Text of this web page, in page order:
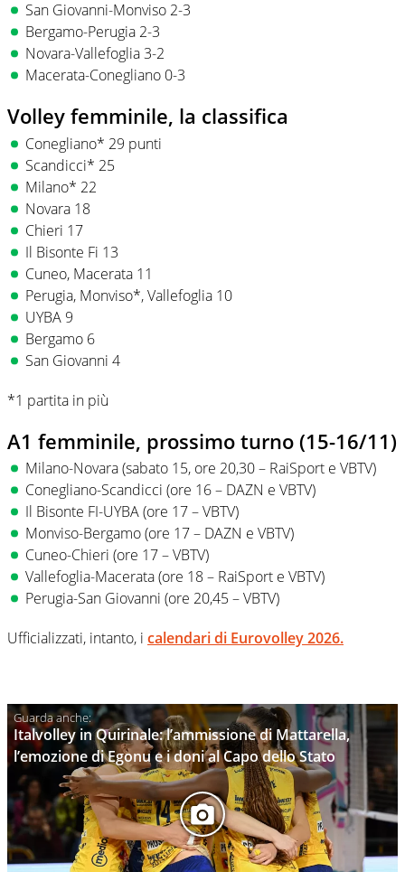
San Giovanni-Monviso 2-3
Bergamo-Perugia 2-3
Novara-Vallefoglia 3-2
Macerata-Conegliano 0-3
Volley femminile, la classifica
Conegliano* 29 punti
Scandicci* 25
Milano* 22
Novara 18
Chieri 17
Il Bisonte Fi 13
Cuneo, Macerata 11
Perugia, Monviso*, Vallefoglia 10
UYBA 9
Bergamo 6
San Giovanni 4
*1 partita in più
A1 femminile, prossimo turno (15-16/11)
Milano-Novara (sabato 15, ore 20,30 – RaiSport e VBTV)
Conegliano-Scandicci (ore 16 – DAZN e VBTV)
Il Bisonte FI-UYBA (ore 17 – VBTV)
Monviso-Bergamo (ore 17 – DAZN e VBTV)
Cuneo-Chieri (ore 17 – VBTV)
Vallefoglia-Macerata (ore 18 – RaiSport e VBTV)
Perugia-San Giovanni (ore 20,45 – VBTV)
Ufficializzati, intanto, i calendari di Eurovolley 2026.
Italvolley in Quirinale: l’ammissione di Mattarella,
l’emozione di Egonu e i doni al Capo dello Stato